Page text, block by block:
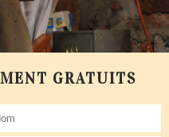
GRATUITS